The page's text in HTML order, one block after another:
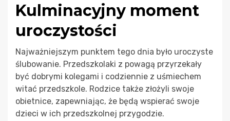
Kulminacyjny moment
uroczystości
Najważniejszym punktem tego dnia było uroczyste
ślubowanie. Przedszkolaki z powagą przyrzekały
być dobrymi kolegami i codziennie z uśmiechem
witać przedszkole. Rodzice także złożyli swoje
obietnice, zapewniając, że będą wspierać swoje
dzieci w ich przedszkolnej przygodzie.